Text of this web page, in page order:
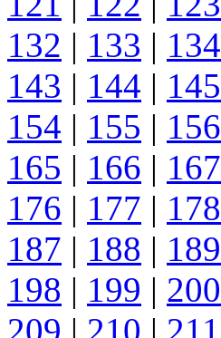
132 | 133 | 134
143 | 144 | 145
154 | 155 | 156
165 | 166 | 167
176 | 177 | 178
187 | 188 | 189
198 | 199 | 200
209 | 210 | 211